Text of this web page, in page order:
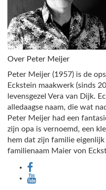
Over Peter Meijer
Peter Meijer (1957) is de
Eckstein maakwerk (sinds
levensgezel Vera van Dijk.
alledaagse naam, die wat
Peter Meijer had een
zijn opa is vernoemd, een
hem dat zijn familie
familienaam Maier von